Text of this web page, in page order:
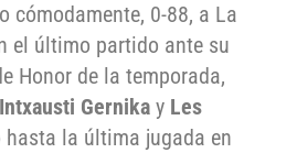
cómodamente, 0-88, a La
el último partido ante su
Honor de la temporada,
Gernika y Les
hasta la última jugada en